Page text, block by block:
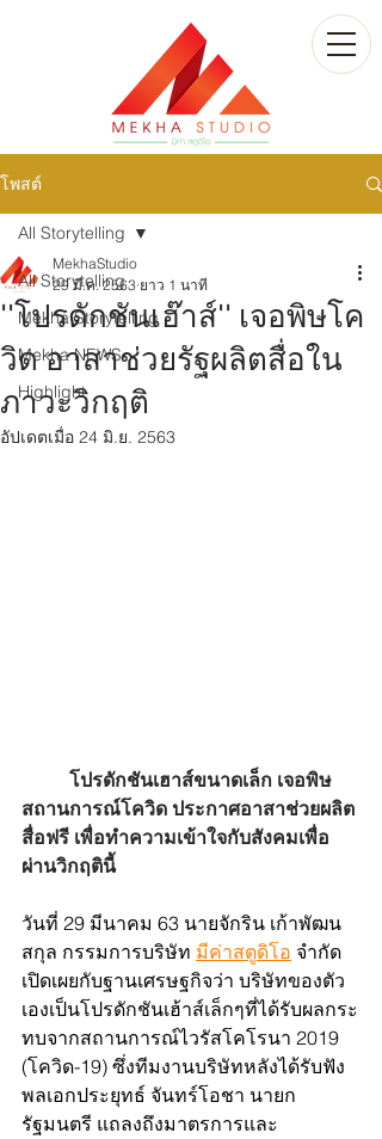
โพสต์
All Storytelling
Mekha Storytelling
Mekha NEWS
Highlight
All Storytelling
''โปรดักชันเฮ๊าส์'' เจอพิษโค
วิด อาสาช่วยรัฐผลิตสื่อใน
ภาวะวิกฤติ
MekhaStudio
29 มี.ค. 2563 ยาว 1 นาที
อัปเดตเมื่อ 24 มิ.ย. 2563
โปรดักชันเฮาส์ขนาดเล็ก เจอพิษ
สถานการณ์โควิด ประกาศอาสาช่วยผลิต
สื่อฟรี เพื่อทำความเข้าใจกับสังคมเพื่อ
ผ่านวิกฤตินี้
วันที่ 29 มีนาคม 63 นายจักริน เก้าพัฒน
สกุล กรรมการบริษัท มีค่าสตูดิโอ จำกัด
เปิดเผยกับฐานเศรษฐกิจว่า บริษัทของตัว
เองเป็นโปรดักชันเฮ้าส์เล็กๆที่ได้รับผลกระ
ทบจากสถานการณ์ไวรัสโคโรนา 2019
(โควิด-19) ซึ่งทีมงานบริษัทหลังได้รับฟัง
พลเอกประยุทธ์ จันทร์โอชา นายก
รัฐมนตรี แถลงถึงมาตรการและ